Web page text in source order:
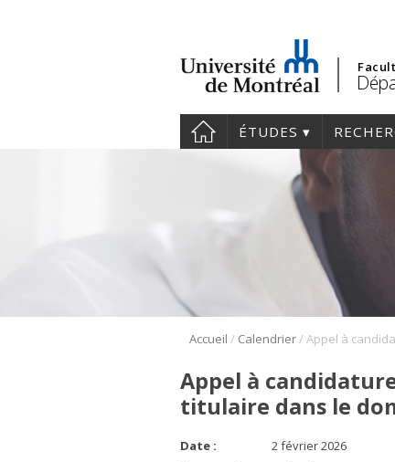
ÉTUDES
Accueil / Calendrier/
Appel à
titulaire dans le
Date :
2 février 2026